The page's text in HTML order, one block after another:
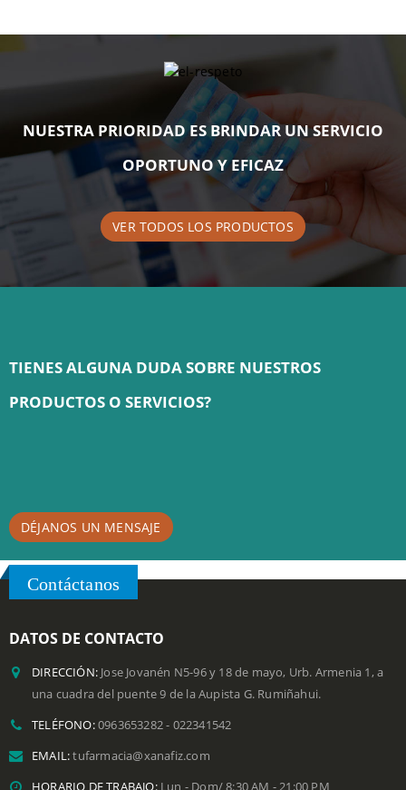
NUESTRA PRIORIDAD ES BRINDAR UN SERVICIO
OPORTUNO Y EFICAZ
VER TODOS LOS PRODUCTOS
DÉJANOS UN MENSAJE
Contáctanos
DATOS DE CONTACTO
DIRECCIÓN: Jose Jovanén N5-96 y 18 de mayo, Urb. Armenia 1, a
una cuadra del puente 9 de la Aupista G. Rumiñahui.
TELÉFONO:0963653282 - 022341542